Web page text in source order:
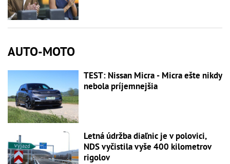
AUTO-MOTO
TEST: Nissan Micra - Micra ešte nikdy
nebola príjemnejšia
Letná údržba diaľnic je v polovici,
NDS vyčistila vyše 400 kilometrov
rigolov